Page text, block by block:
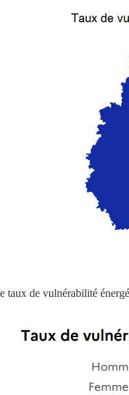
taux de vulnérabilité